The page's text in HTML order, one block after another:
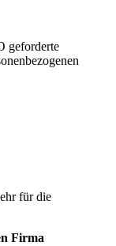
geforderte
für die
Firma